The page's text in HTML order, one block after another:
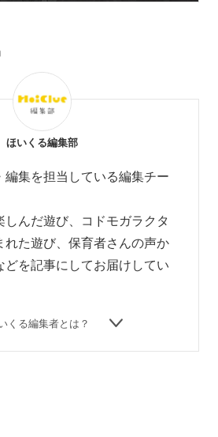
ほいくる編集部
編集を担当している編集チー
しんだ遊び、コドモガラクタ
た遊び、 保育者さんの声か
どを記事にしてお届けしてい
くる編集者とは？